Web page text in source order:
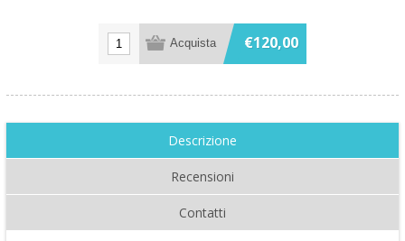
€120,00
Descrizione
Recensioni
Contatti